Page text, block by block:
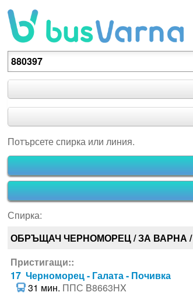
Потърсете спирка или линия.
Потърсете спирка или линия.
Спирка:
ОБРЪЩАЧ ЧЕРНОМОРЕЦ / ЗА ВАРНА /
Пристигащи::
17 Черноморец - Галата - Почивка
31 мин. ППС B8663HX